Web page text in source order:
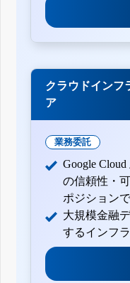
クラウドインフ
ア
業務委託
Google
の信頼性・
ポジションで
大規模金融
するインフ